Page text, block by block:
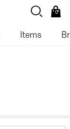
0
Items